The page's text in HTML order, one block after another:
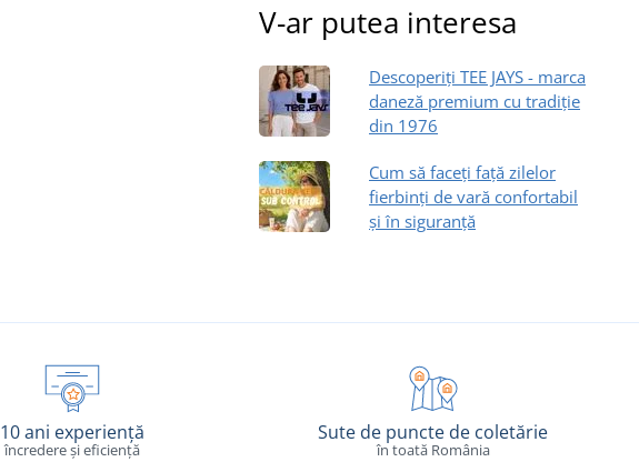
V-ar putea interesa
Descoperiți TEE JAYS - marca
daneză premium cu tradiție
din 1976
Cum să faceți față zilelor
fierbinți de vară confortabil
și în siguranță
10 ani experiență
încredere și eficiență
Sute de puncte de coletărie
în toată România